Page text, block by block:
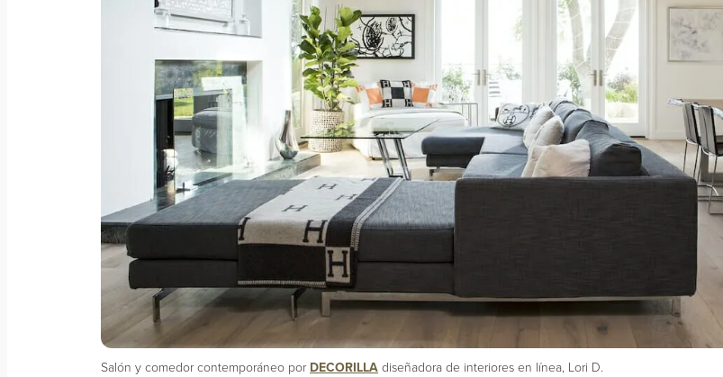
Salón y comedor contemporáneo por DECORILLA diseñadora de interiores en línea, Lori D.